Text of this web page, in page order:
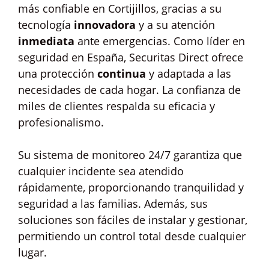
más confiable en Cortijillos, gracias a su
tecnología innovadora y a su atención
inmediata ante emergencias. Como líder en
seguridad en España, Securitas Direct ofrece
una protección continua y adaptada a las
necesidades de cada hogar. La confianza de
miles de clientes respalda su eficacia y
profesionalismo.
Su sistema de monitoreo 24/7 garantiza que
cualquier incidente sea atendido
rápidamente, proporcionando tranquilidad y
seguridad a las familias. Además, sus
soluciones son fáciles de instalar y gestionar,
permitiendo un control total desde cualquier
lugar.